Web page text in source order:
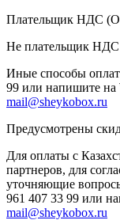
Плательщик НДС
Не плательщик
Иные способы
99 или напишите на
mail@sheykobox.ru
Предусмотрены
Для оплаты с
партнеров, для
уточняющие
961 407 33 99 или
mail@sheykobox.ru